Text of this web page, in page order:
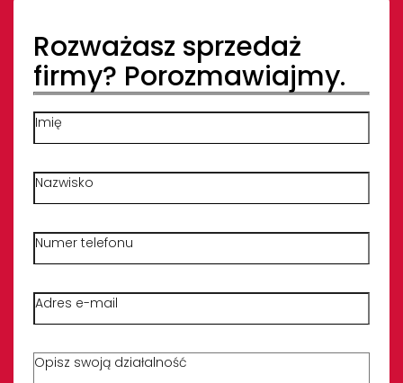
Rozważasz sprzedaż
firmy? Porozmawiajmy.